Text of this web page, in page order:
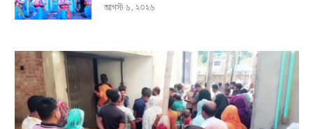
আগস্ট ৬, ২০২৬